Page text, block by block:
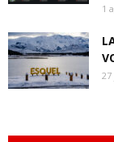
1